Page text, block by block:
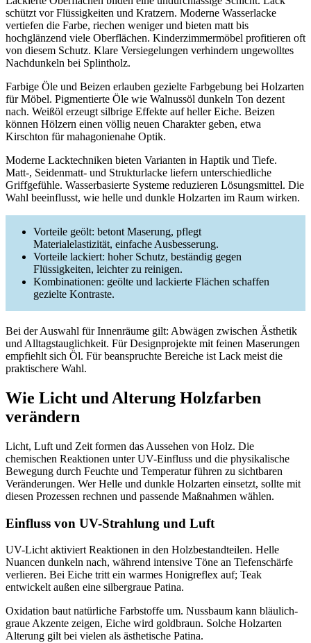
schützt vor Flüssigkeiten und Kratzern. Moderne Wasserlacke
vertiefen die Farbe, riechen weniger und bieten matt bis
hochglänzend viele Oberflächen. Kinderzimmermöbel profitieren oft
von diesem Schutz. Klare Versiegelungen verhindern ungewolltes
Nachdunkeln bei Splintholz.
Farbige Öle und Beizen erlauben gezielte Farbgebung bei Holzarten
für Möbel. Pigmentierte Öle wie Walnussöl dunkeln Ton dezent
nach. Weißöl erzeugt silbrige Effekte auf heller Eiche. Beizen
können Hölzern einen völlig neuen Charakter geben, etwa
Kirschton für mahagonienahe Optik.
Moderne Lacktechniken bieten Varianten in Haptik und Tiefe.
Matt-, Seidenmatt- und Strukturlacke liefern unterschiedliche
Griffgefühle. Wasserbasierte Systeme reduzieren Lösungsmittel. Die
Wahl beeinflusst, wie helle und dunkle Holzarten im Raum wirken.
Vorteile geölt: betont Maserung, pflegt
Materialelastizität, einfache Ausbesserung.
Vorteile lackiert: hoher Schutz, beständig gegen
Flüssigkeiten, leichter zu reinigen.
Kombinationen: geölte und lackierte Flächen schaffen
gezielte Kontraste.
Bei der Auswahl für Innenräume gilt: Abwägen zwischen Ästhetik
und Alltagstauglichkeit. Für Designprojekte mit feinen Maserungen
empfiehlt sich Öl. Für beanspruchte Bereiche ist Lack meist die
praktischere Wahl.
Wie Licht und Alterung Holzfarben
verändern
Licht, Luft und Zeit formen das Aussehen von Holz. Die
chemischen Reaktionen unter UV-Einfluss und die physikalische
Bewegung durch Feuchte und Temperatur führen zu sichtbaren
Veränderungen. Wer Helle und dunkle Holzarten einsetzt, sollte mit
diesen Prozessen rechnen und passende Maßnahmen wählen.
Einfluss von UV-Strahlung und Luft
UV-Licht aktiviert Reaktionen in den Holzbestandteilen. Helle
Nuancen dunkeln nach, während intensive Töne an Tiefenschärfe
verlieren. Bei Eiche tritt ein warmes Honigreflex auf; Teak
entwickelt außen eine silbergraue Patina.
Oxidation baut natürliche Farbstoffe um. Nussbaum kann bläulich-
graue Akzente zeigen, Eiche wird goldbraun. Solche Holzarten
Alterung gilt bei vielen als ästhetische Patina.